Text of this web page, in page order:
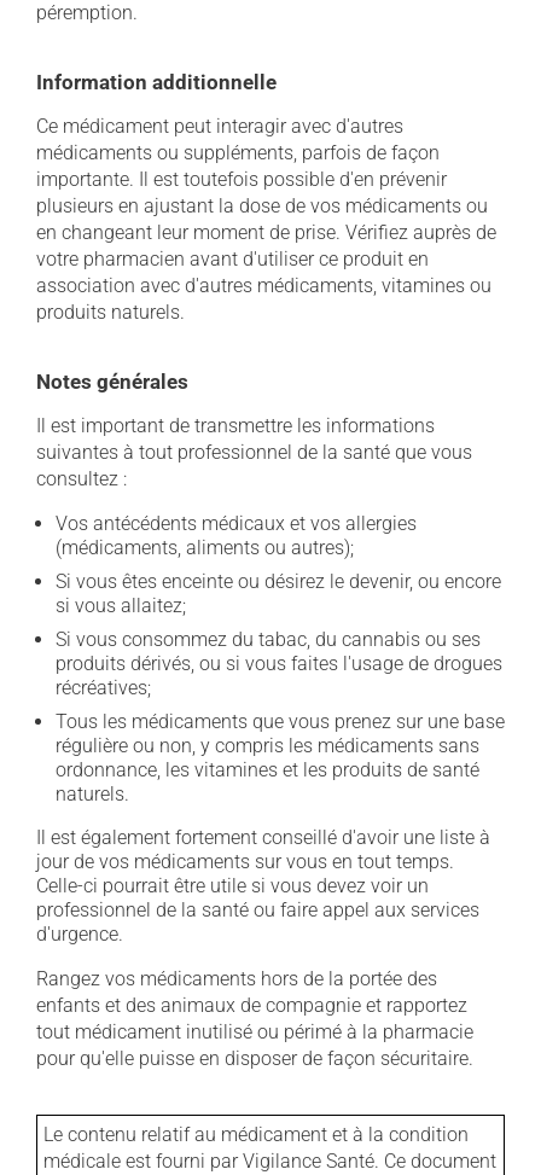
péremption.
Information additionnelle
Ce médicament peut interagir avec d'autres
médicaments ou suppléments, parfois de façon
importante. Il est toutefois possible d'en prévenir
plusieurs en ajustant la dose de vos médicaments ou
en changeant leur moment de prise. Vérifiez auprès de
votre pharmacien avant d'utiliser ce produit en
association avec d'autres médicaments, vitamines ou
produits naturels.
Notes générales
Il est important de transmettre les informations
suivantes à tout professionnel de la santé que vous
consultez :
Vos antécédents médicaux et vos allergies
(médicaments, aliments ou autres);
Si vous êtes enceinte ou désirez le devenir, ou encore
si vous allaitez;
Si vous consommez du tabac, du cannabis ou ses
produits dérivés, ou si vous faites l'usage de drogues
récréatives;
Tous les médicaments que vous prenez sur une base
régulière ou non, y compris les médicaments sans
ordonnance, les vitamines et les produits de santé
naturels.
Il est également fortement conseillé d'avoir une liste à
jour de vos médicaments sur vous en tout temps.
Celle-ci pourrait être utile si vous devez voir un
professionnel de la santé ou faire appel aux services
d'urgence.
Rangez vos médicaments hors de la portée des
enfants et des animaux de compagnie et rapportez
tout médicament inutilisé ou périmé à la pharmacie
pour qu'elle puisse en disposer de façon sécuritaire.
Le contenu relatif au médicament et à la condition
médicale est fourni par Vigilance Santé. Ce document